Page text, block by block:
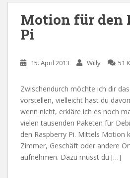
Motion für den
Pi
15. April 2013 Willy 51
Zwischendurch möchte ich dir
vorstellen, vielleicht hast du
wenn nicht, erkläre ich es noch
vielen tausenden Paketen für
den Raspberry Pi. Mittels Motion
Zimmer, Geschäft oder andere
aufnehmen. Dazu musst du […]